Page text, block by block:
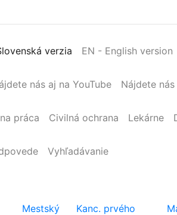
verzia EN - English version
nás aj na YouTube Nájdete
práca Civilná ochrana Lekárne
Vyhľadávanie
Mestský
Kanc. prvého